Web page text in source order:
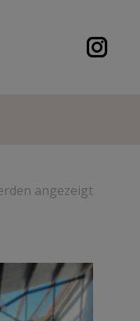
angezeigt